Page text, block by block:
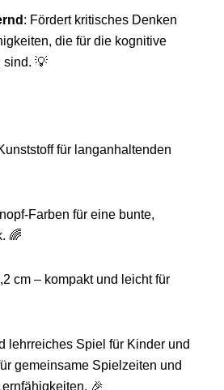
: Fördert kritisches Denken
die für die kognitive
sind. 💡
für langanhaltenden
Farben für eine bunte,
🌈
cm – kompakt und leicht für
lehrreiches Spiel für Kinder und
gemeinsame Spielzeiten und
🎉